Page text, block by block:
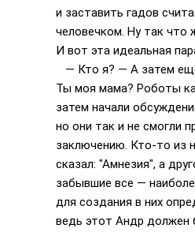
и заставить гадов
человечком. Ну так что
И вот эта идеальная
— Кто я? — А затем
Ты моя мама? Роботы
затем начали
но они так и не смогли
заключению. Кто-то из
сказал: "Амнезия", а
забывшие все —
для создания в них
ведь этот Андр должен